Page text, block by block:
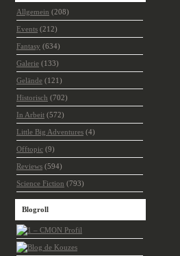
Allgemein (208)
Events (212)
Fantasy (634)
Galerie (133)
Gelände (121)
Historisch (702)
In Arbeit (572)
Little Big Adventures (4)
Offtopic (9)
Reviews (594)
Science Fiction (793)
Blogroll